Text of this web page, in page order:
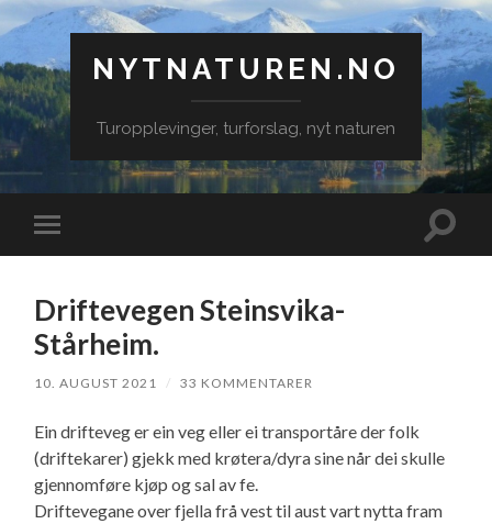
NYTNATUREN.NO
Turopplevinger, turforslag, nyt naturen
Veksle
mobilmeny
Veksle
Driftevegen Steinsvika-
Stårheim.
10. AUGUST 2021 / 33 KOMMENTARER
Ein drifteveg er ein veg eller ei transportåre der folk
(driftekarer) gjekk med krøtera/dyra sine når dei skulle
gjennomføre kjøp og sal av fe.
Driftevegane over fjella frå vest til aust vart nytta fram